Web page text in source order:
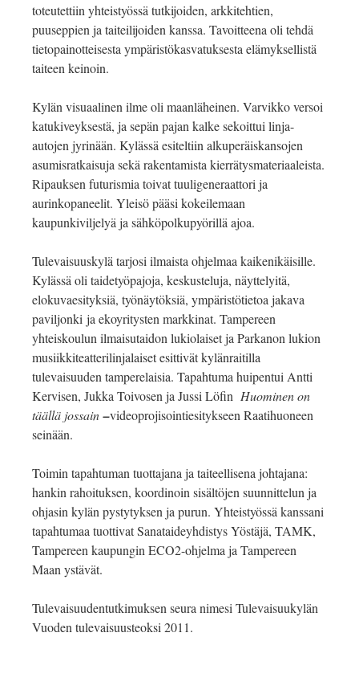
toteutettiin yhteistyössä tutkijoiden, arkkitehtien,
puuseppien ja taiteilijoiden kanssa. Tavoitteena oli tehdä
tietopainotteisesta ympäristökasvatuksesta elämyksellistä
taiteen keinoin.
Kylän visuaalinen ilme oli maanläheinen. Varvikko versoi
katukiveyksestä, ja sepän pajan kalke sekoittui linja-
autojen jyrinään. Kylässä esiteltiin alkuperäiskansojen
asumisratkaisuja sekä rakentamista kierrätysmateriaaleista.
Ripauksen futurismia toivat tuuligeneraattori ja
aurinkopaneelit. Yleisö pääsi kokeilemaan
kaupunkiviljelyä ja sähköpolkupyörillä ajoa.
Tulevaisuuskylä tarjosi ilmaista ohjelmaa kaikenikäisille.
Kylässä oli taidetyöpajoja, keskusteluja, näyttelyitä,
elokuvaesityksiä, työnäytöksiä, ympäristötietoa jakava
paviljonki ja ekoyritysten markkinat. Tampereen
yhteiskoulun ilmaisutaidon lukiolaiset ja Parkanon lukion
musiikkiteatterilinjalaiset esittivät kylänraitilla
tulevaisuuden tamperelaisia. Tapahtuma huipentui Antti
Kervisen, Jukka Toivosen ja Jussi Löfin Huominen on
täällä jossain–videoprojisointiesitykseen Raatihuoneen
seinään.
Toimin tapahtuman tuottajana ja taiteellisena johtajana:
hankin rahoituksen, koordinoin sisältöjen suunnittelun ja
ohjasin kylän pystytyksen ja purun. Yhteistyössä kanssani
tapahtumaa tuottivat Sanataideyhdistys Yöstäjä, TAMK,
Tampereen kaupungin ECO2-ohjelma ja Tampereen
Maan ystävät.
Tulevaisuudentutkimuksen seura nimesi Tulevaisuukylän
Vuoden tulevaisuusteoksi 2011.